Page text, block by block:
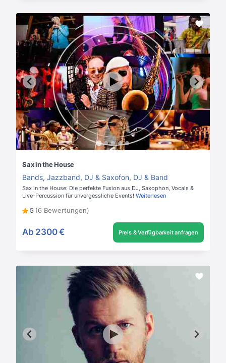
Sax in the House
Bands, Jazzband, DJ & Saxofon, DJ & Band
Sax in the House: Die perfekte Fusion aus DJ, Saxophon, Vocals &
Live-Percussion für unvergessliche Events! Weiterlesen
5 (6 Bewertungen)
Ab 2300 € Preis & Verfügbarkeit anfragen